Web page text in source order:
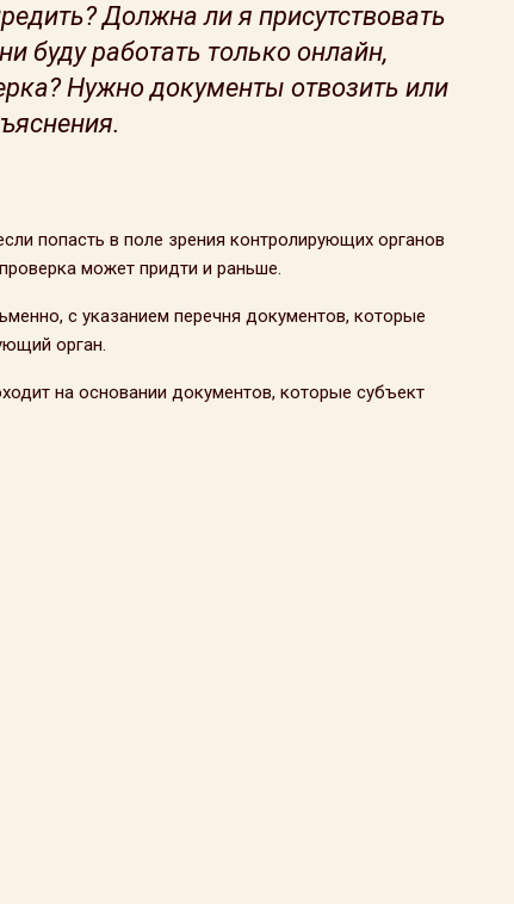
Должна ли я присутствовать
буду работать только онлайн,
Нужно документы отвозить или
попасть в поле зрения контролирующих органов
может придти и раньше.
с указанием перечня документов, которые
орган.
на основании документов, которые субъект